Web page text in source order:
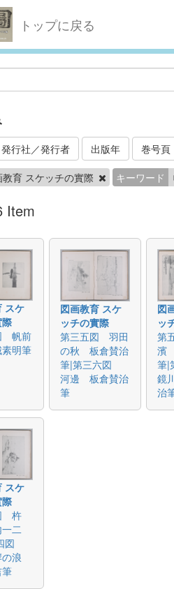
トップに戻る
発行社／発行者 出版年 巻号頁
教育 スケッチの實際 キーワード
Item
スケ
際
帆前
明筆
図画教育 スケ
ッチの實際
第三五図 羽田
の秋 板倉賛治
筆|第三六図
河邊 板倉賛治
筆
図
ッ
第
濱
筆
鏡
治
スケ
際
杵
二
図
の浪